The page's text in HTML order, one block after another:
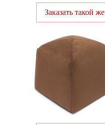
Заказать такой же